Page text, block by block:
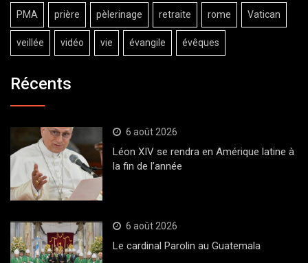
PMA prière pèlerinage retraite rome Vatican
veillée vidéo vie évangile évêques
Récents
6 août 2026
Léon XIV se rendra en Amérique latine à
la fin de l’année
6 août 2026
Le cardinal Parolin au Guatemala